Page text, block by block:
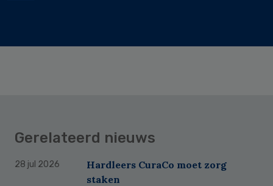
Gerelateerd nieuws
28 jul 2026
Hardleers CuraCo moet zorg
staken